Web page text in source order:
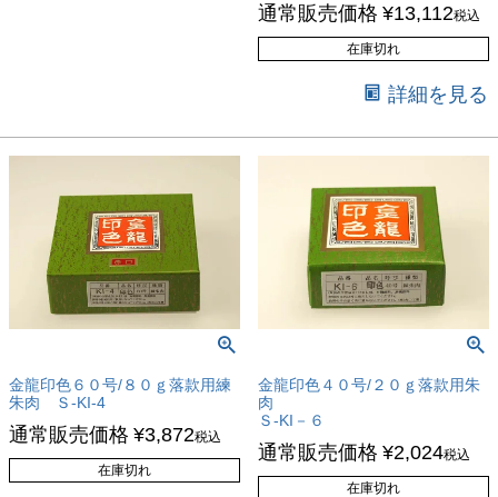
通常販売価格 ¥13,112税込
在庫切れ
詳細を見る
金龍印色６０号/８０ｇ落款用練
朱肉 Ｓ-KI-4
通常販売価格 ¥3,872税込
在庫切れ
金龍印色４０号/２０ｇ落款用朱
肉
Ｓ-KI－６
通常販売価格 ¥2,024税込
在庫切れ